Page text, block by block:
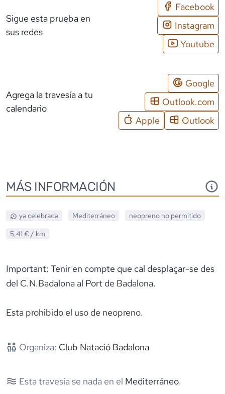
Sigue esta prueba en
sus redes
Facebook
Instagram
Youtube
Agrega la travesía a tu
calendario
Google
Outlook.com
Apple
Outlook
MÁS INFORMACIÓN
ya celebrada Mediterráneo neopreno no permitido
5,41 € / km
Important: Tenir en compte que cal desplaçar-se des
del C.N.Badalona al Port de Badalona.
Esta prohibido el uso de neopreno.
Organiza: Club Natació Badalona
Esta travesía se nada en el Mediterráneo.